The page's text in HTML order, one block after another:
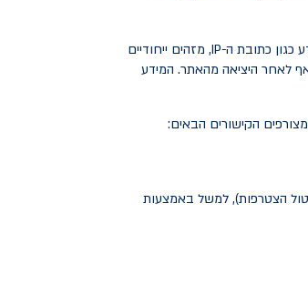
לזיהוי מכשירך ולאיסוף מידע כגון כתובת ה-IP, מזהים ייחודיים
לאחר היציאה מהאתר. המידע
הקישורים הבאים:
הצטרפות), למשל באמצעות